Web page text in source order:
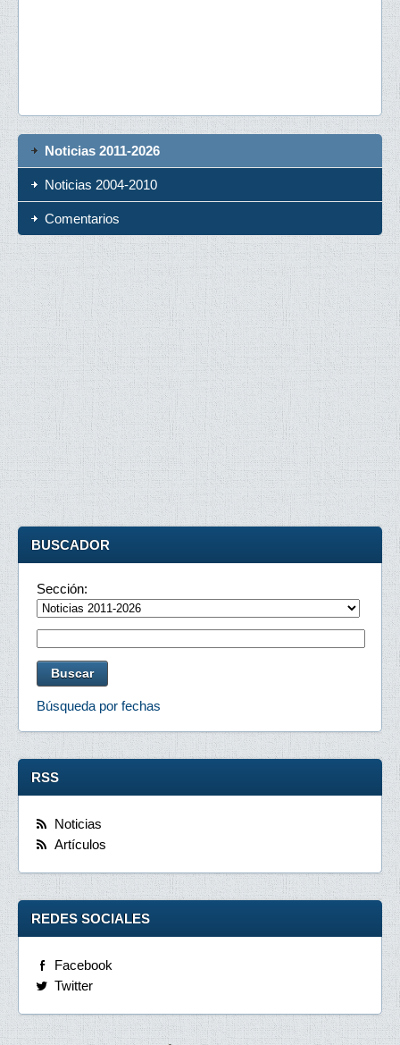
Noticias 2011-2026
Noticias 2004-2010
Comentarios
BUSCADOR
Sección:
Búsqueda por fechas
RSS
Noticias
Artículos
REDES SOCIALES
Facebook
Twitter